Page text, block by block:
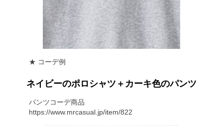
★ コーデ例
ネイビーのポロシャツ＋カーキ色のパンツ
パンツコーデ商品
https://www.mrcasual.jp/item/822